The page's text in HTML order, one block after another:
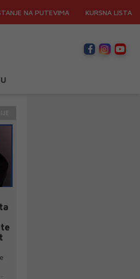
NA PUTEVIMA KURSNA LISTA